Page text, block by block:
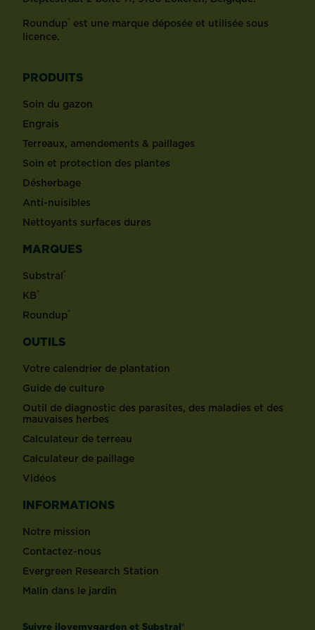
Roundup® est une marque déposée et utilisée sous
licence.
PRODUITS
Soin du gazon
Engrais
Terreaux, amendements & paillages
Soin et protection des plantes
Désherbage
Anti-nuisibles
Nettoyants surfaces dures
MARQUES
Substral®
KB®
Roundup®
OUTILS
Votre calendrier de plantation
Guide de culture
Outil de diagnostic des parasites, des maladies et des
mauvaises herbes
Calculateur de terreau
Calculateur de paillage
Vidéos
INFORMATIONS
Notre mission
Contactez-nous
Evergreen Research Station
Malin dans le jardin
Suivre ilovemygarden et Substral®